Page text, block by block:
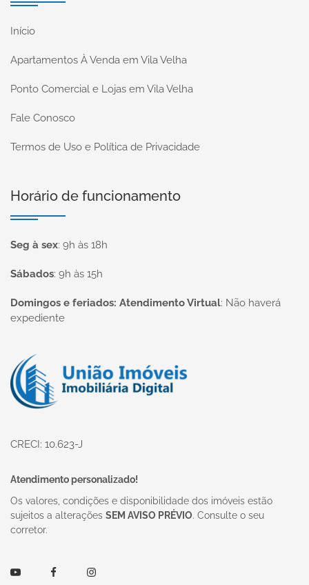
Início
Apartamentos À Venda em Vila Velha
Ponto Comercial e Lojas em Vila Velha
Fale Conosco
Termos de Uso e Política de Privacidade
Horário de funcionamento
Seg à sex: 9h às 18h
Sábados: 9h às 15h
Domingos e feriados: Atendimento Virtual: Não haverá
expediente
Página inicial
CRECI: 10.623-J
Atendimento personalizado!
Os valores, condições e disponibilidade dos imóveis estão
sujeitos a alterações SEM AVISO PRÉVIO. Consulte o seu
corretor.
Youtube FacebookInstagram